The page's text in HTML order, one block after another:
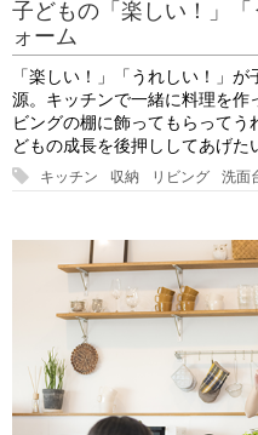
子どもの「楽しい！」
ォーム
「楽しい！」「うれしい！」
源。キッチンで一緒に料理を作
ビングの棚に飾ってもらって
どもの成長を後押ししてあげた
キッチン 収納 リビング 洗面